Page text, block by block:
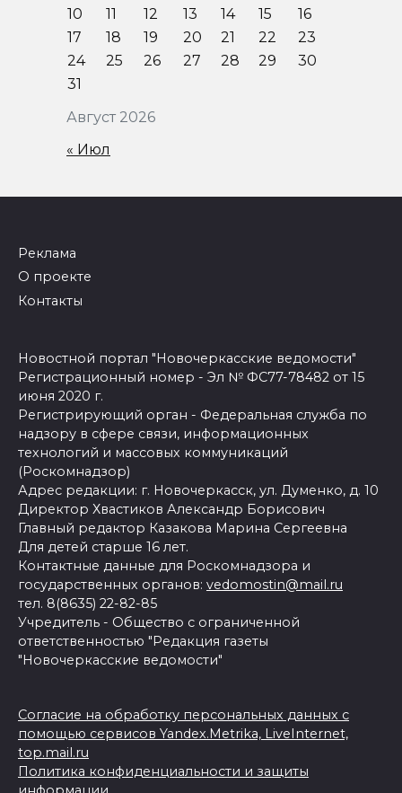
Август 2026
10
11 12 13 14 15
16
17
18 19 20 21 22
23
24
25 26 27 28 29
30
31
« Июл
Реклама
О проекте
Контакты
Новостной портал "Новочеркасские ведомости"
Регистрационный номер - Эл № ФС77-78482 от 15
июня 2020 г.
Регистрирующий орган - Федеральная служба по
надзору в сфере связи, информационных
технологий и массовых коммуникаций
(Роскомнадзор)
Адрес редакции: г. Новочеркасск, ул. Думенко, д. 10
Директор Хвастиков Александр Борисович
Главный редактор Казакова Марина Сергеевна
Для детей старше 16 лет.
Контактные данные для Роскомнадзора и
государственных органов: vedomostin@mail.ru
тел. 8(8635) 22-82-85
Учредитель - Общество с ограниченной
ответственностью "Редакция газеты
"Новочеркасские ведомости"
Согласие на обработку персональных данных с
помощью сервисов Yandex.Metrika, LiveInternet,
top.mail.ru
Политика конфиденциальности и защиты